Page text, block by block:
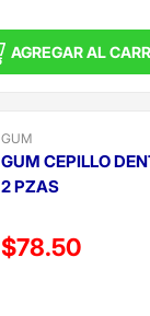
AGREGAR AL
GUM
GUM CEPILLO
2 PZAS
Precio reducido de
$78.50